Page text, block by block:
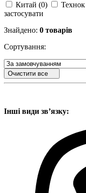
Китай (0) Технок
застосувати
Знайдено: 0 товарів
Сортування:
Очистити все
Інші види звʼязку: